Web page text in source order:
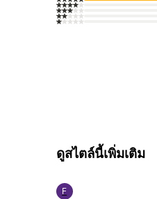
ดูสไตล์นี้เพิ่มเติม
F